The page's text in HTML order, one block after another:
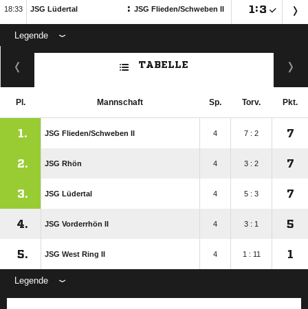
 JSG Lüdertal : JSG Flieden/​Schweben II  :
Legende
ANZEIGE
TABELLE
Pl. Mannschaft Sp. Torv. Pkt.
1. JSG Flieden/​Schweben II 4 7 : 2 7
2. JSG Rhön 4 3 : 2 7
3. JSG Lüdertal 4 5 : 3 7
4. JSG Vorderrhön II 4 3 : 1 5
5. JSG West Ring II 4 1 : 11 1
Legende
ANZEIGE